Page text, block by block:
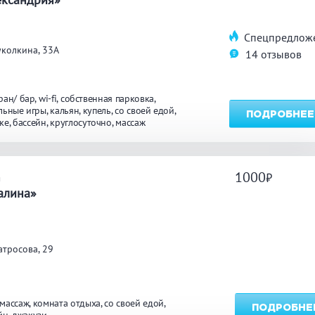
Общественные бани
Бассейн на улице
Караоке
барбекю
берегу водоема
33А
бар wi-fi собственная парковка
игры кальян купель со своей едой
бассейн круглосуточно массаж
14 отзывов
ПОДРОБНЕЕ
29
комната отдыха со своей едой
1000